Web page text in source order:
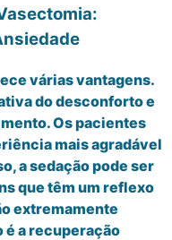
várias vantagens.
do desconforto e
Os pacientes
mais agradável
a sedação pode ser
que têm um reflexo
extremamente
é a recuperação